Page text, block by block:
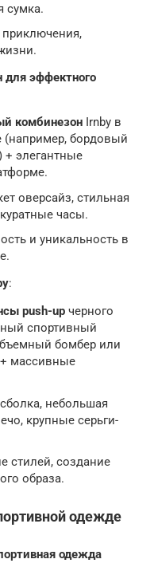
сумка.
эффектного
комбинезон Irnby в
(например, бордовый
+ элегантные
оверсайз, стильная
часы.
и уникальность в
:
push-up черного
спортивный
бомбер или
+ массивные
небольшая
крупные серьги-
стилей, создание
образа.
одежде
одежда